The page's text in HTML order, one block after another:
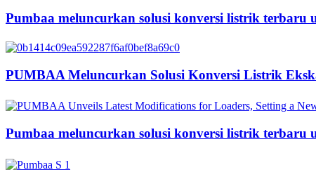
Pumbaa meluncurkan solusi konversi listrik terbaru
PUMBAA Meluncurkan Solusi Konversi Listrik
Pumbaa meluncurkan solusi konversi listrik